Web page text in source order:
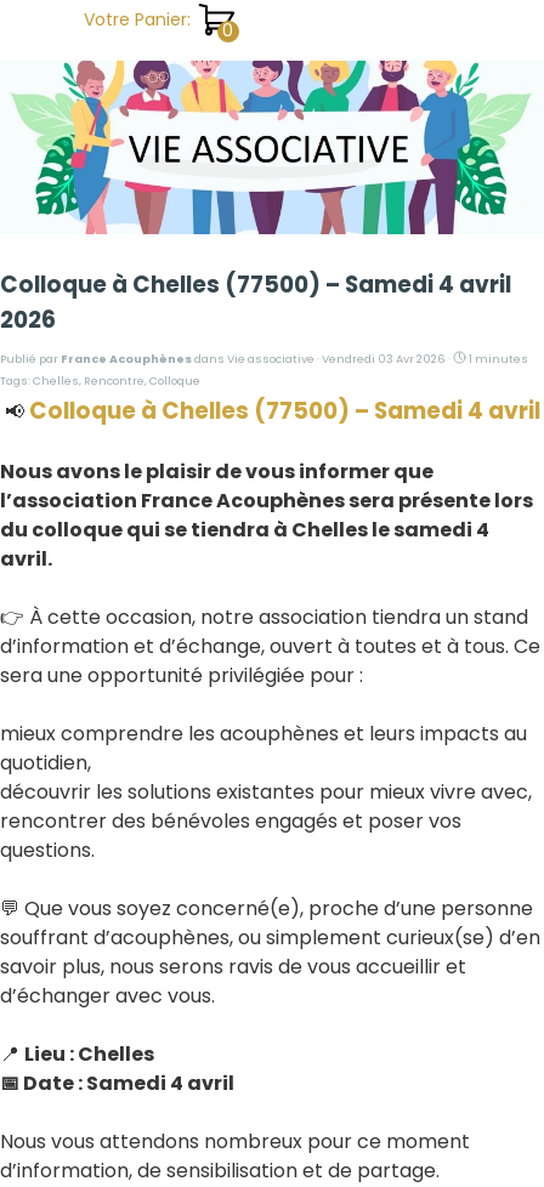
Aller au contenuVotre Panier:
Colloque à Chelles (77500) – Samedi 4 avril
2026
Publié par France Acouphènesdans Vie associative · Vendredi 03 Avr 2026 ·
1 minutes
Tags:Chelles, Rencontre, Colloque
📢 Colloque à Chelles (77500) – Samedi 4 avril
Nous avons le plaisir de vous informer que
l’association France Acouphènes sera présente lors
du colloque qui se tiendra à Chelles le samedi 4
avril.
👉 À cette occasion, notre association tiendra un stand
d’information et d’échange, ouvert à toutes et à tous. Ce
sera une opportunité privilégiée pour :
mieux comprendre les acouphènes et leurs impacts au
quotidien,
découvrir les solutions existantes pour mieux vivre avec,
rencontrer des bénévoles engagés et poser vos
questions.
💬 Que vous soyez concerné(e), proche d’une personne
souffrant d’acouphènes, ou simplement curieux(se) d’en
savoir plus, nous serons ravis de vous accueillir et
d’échanger avec vous.
📍 Lieu : Chelles
📅 Date : Samedi 4 avril
Nous vous attendons nombreux pour ce moment
d’information, de sensibilisation et de partage.